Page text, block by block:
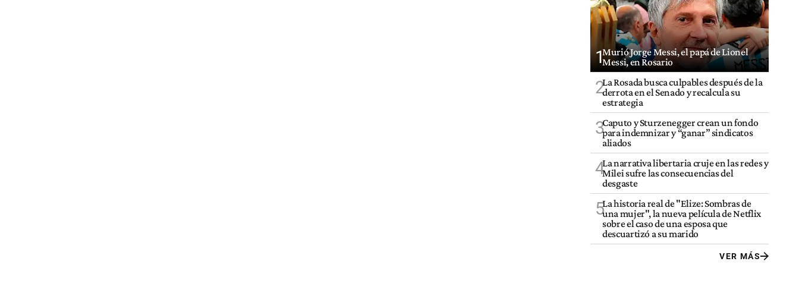
1Murió Jorge Messi, el papá de Lionel
Messi, en Rosario
2La Rosada busca culpables después de la
derrota en el Senado y recalcula su
estrategia
3Caputo y Sturzenegger crean un fondo
para indemnizar y “ganar” sindicatos
aliados
4La narrativa libertaria cruje en las redes y
Milei sufre las consecuencias del
desgaste
5La historia real de "Elize: Sombras de
una mujer", la nueva película de Netflix
sobre el caso de una esposa que
descuartizó a su marido
VER MÁS